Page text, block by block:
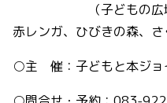
（子どもの広場、
赤レンガ、ひびきの森、さ
○主 催：子どもと本ジョ